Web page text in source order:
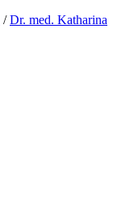
/Dr. med. Katharina